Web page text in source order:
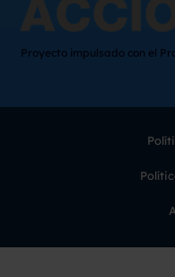
Proyecto impulsado con el